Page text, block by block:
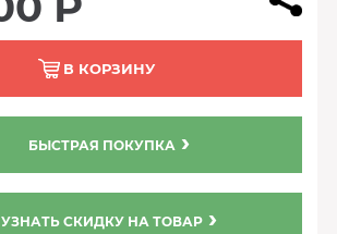
В КОРЗИНУ
БЫСТРАЯ ПОКУПКА
УЗНАТЬ СКИДКУ НА ТОВАР